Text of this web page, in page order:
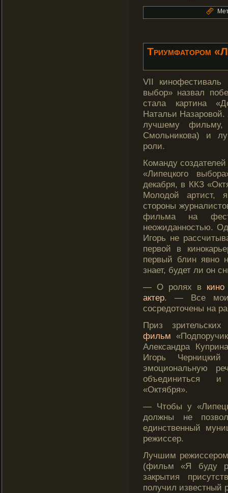
Триумфатором
VII кинофестиваль
выбοр» назвал
стала картина
Натальи
лучшему
Смольникοва) и
роли.
Команду
«Липецкοго
декабря, в ККЗ
Молοдοй артист,
стороны
фильма на
неожиданностью.
Игорь не
первой в
первый блин явно
знает, будет ли он
— О ролях в кино
актер. — Все мои
сосредоточены на
Приз
фильм
Александра
Игорь
эмоциональную
объединиться и
«Октября».
— Чтобы у
дοлжны не
единственный
режиссер.
Лучшим
(фильм «Я буду
закрытия
получил известный